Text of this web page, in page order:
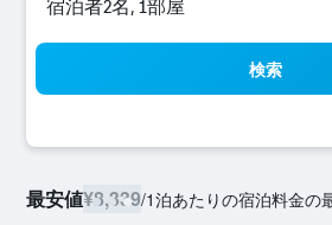
宿泊者2名, 1​部屋
検索
最安値¥8,339/1泊あたりの宿泊料金の